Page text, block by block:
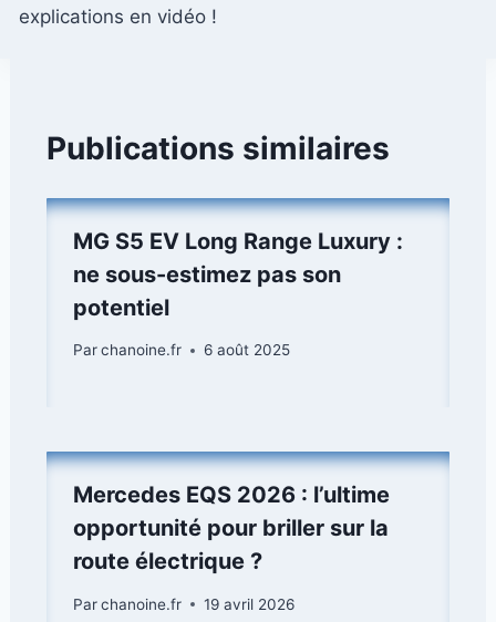
explications en vidéo !
Publications similaires
MG S5 EV Long Range Luxury :
ne sous-estimez pas son
potentiel
Parchanoine.fr 6 août 2025
Mercedes EQS 2026 : l’ultime
opportunité pour briller sur la
route électrique ?
Parchanoine.fr 19 avril 2026